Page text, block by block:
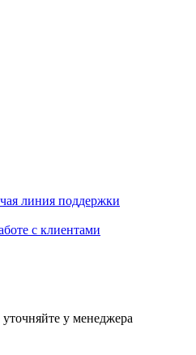
линия поддержки
с клиентами
у менеджера